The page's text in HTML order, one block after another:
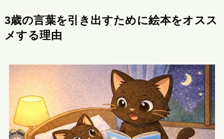
3歳の言葉を引き出すために絵本をオスス
メする理由